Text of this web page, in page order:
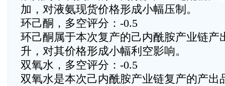
加，对液氨现货价格形成小幅压制。
环己酮，多空评分：-0.5
环己酮属于本次复产的己内酰胺产业链产
升，对其价格形成小幅利空影响。
双氧水，多空评分：-0.5
双氧水是本次己内酰胺产业链复产的产出